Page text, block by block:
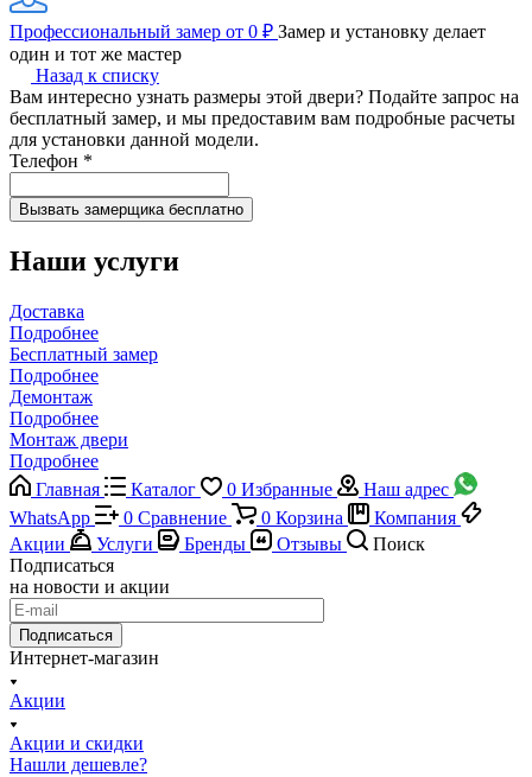
Профессиональный замер от 0 ₽ Замер и установку делает
один и тот же мастер
Назад к списку
Вам интересно узнать размеры этой двери? Подайте запрос на
бесплатный замер, и мы предоставим вам подробные расчеты
для установки данной модели.
Телефон *
Наши услуги
Доставка
Подробнее
Бесплатный замер
Подробнее
Демонтаж
Подробнее
Монтаж двери
Подробнее
Главная
Каталог 0 Избранные
Наш адрес
WhatsApp
0 Сравнение 0 Корзина
Компания
Акции
Услуги Бренды Отзывы
Поиск
Подписаться
на новости и акции
Подписаться
Интернет-магазин
Акции
Акции и скидки
Нашли дешевле?